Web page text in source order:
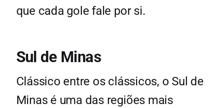
que cada gole fale por si.
Sul de Minas
Clássico entre os clássicos, o Sul de
Minas é uma das regiões mais